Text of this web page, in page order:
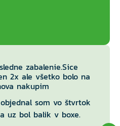
zabalenie.Sice
2x ale všetko bolo na
nakupim
som vo štvrtok
uz bol balik v boxe.